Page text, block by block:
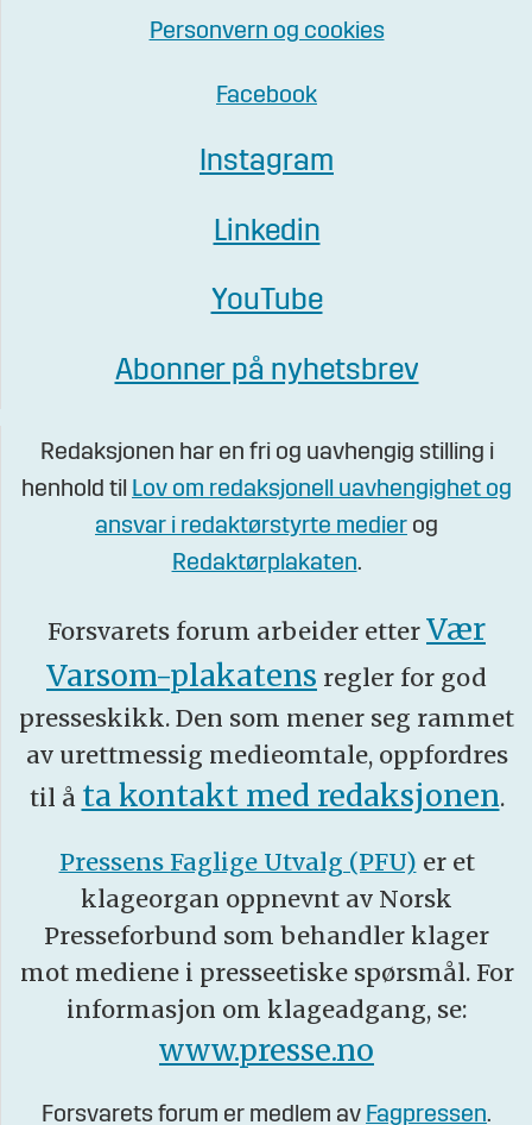
Personvern og cookies
Facebook
Instagram
Linkedin
YouTube
Abonner på nyhetsbrev
Redaksjonen har en fri og uavhengig stilling i
henhold til Lov om redaksjonell uavhengighet og
ansvar i redaktørstyrte medier og
Redaktørplakaten.
Forsvarets forum arbeider etter Vær
Varsom-plakatens regler for god
presseskikk. Den som mener seg rammet
av urettmessig medieomtale, oppfordres
til å ta kontakt med redaksjonen.
Pressens Faglige Utvalg (PFU) er et
klageorgan oppnevnt av Norsk
Presseforbund som behandler klager
mot mediene i presseetiske spørsmål. For
informasjon om klageadgang, se:
www.presse.no
Forsvarets forum er medlem av Fagpressen.